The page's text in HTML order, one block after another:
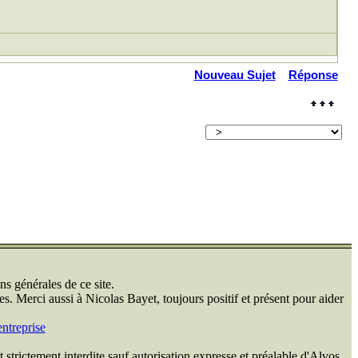
Nouveau Sujet Réponse
générales de ce site.
Merci aussi à Nicolas Bayet, toujours positif et présent pour aider